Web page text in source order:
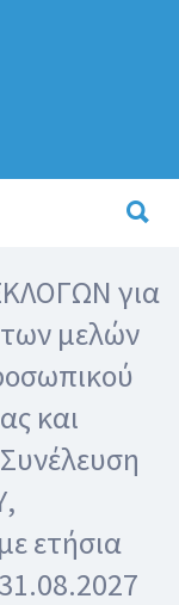
για
μελών
και
ετήσια